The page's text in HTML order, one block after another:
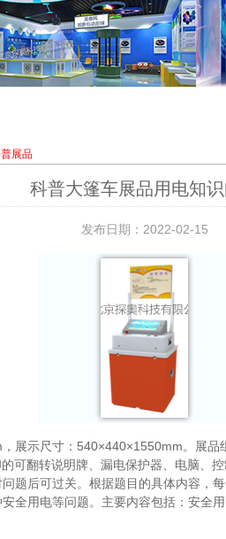
展品
科普大篷车展品用电知
发布日期：2022-02-15
展示尺寸：540×440×1550mm。展品
可翻转说明牌、漏电保护器、电脑、
题后可过关。根据题目的具体内容，
全用电等问题。主要内容包括：安全